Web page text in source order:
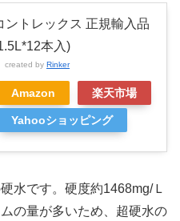
ントレックス 正規輸入品
本入)
created by Rinker
Amazon 楽天市場
Yahooショッピング
水です。硬度約1468mg/Ｌ
の量が多いため、超硬水の